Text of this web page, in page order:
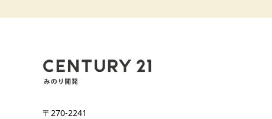
〒270-2241